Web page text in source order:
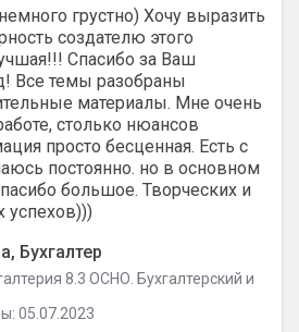
грустно) Хочу выразить
создателю этого
Спасибо за Ваш
Все темы разобраны
материалы. Мне очень
столько нюансов
просто бесценная. Есть с
постоянно. но в основном
большое. Творческих и
успехов)))
Бухгалтер
8.3 ОСНО. Бухгалтерский и
05.07.2023